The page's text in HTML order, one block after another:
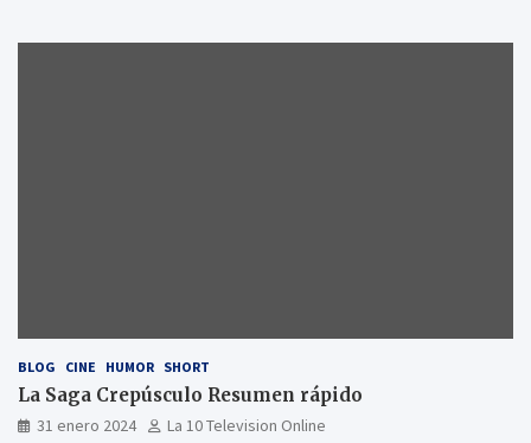
BLOG CINE HUMOR SHORT
La Saga Crepúsculo Resumen rápido
31 enero 2024 La 10 Television Online